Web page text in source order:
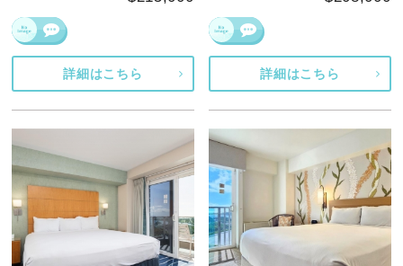
詳細はこちら 詳細はこちら